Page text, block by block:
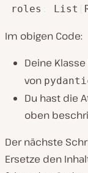
roles
List
Im obigen Code:
Deine Klasse
von
Du hast die
oben
Der nächste
Ersetze den